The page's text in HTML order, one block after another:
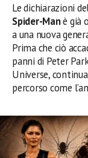
Le dichiarazioni
Spider-Manè già
a una nuova
Prima che ciò
panni di Peter
Universe,
percorso come